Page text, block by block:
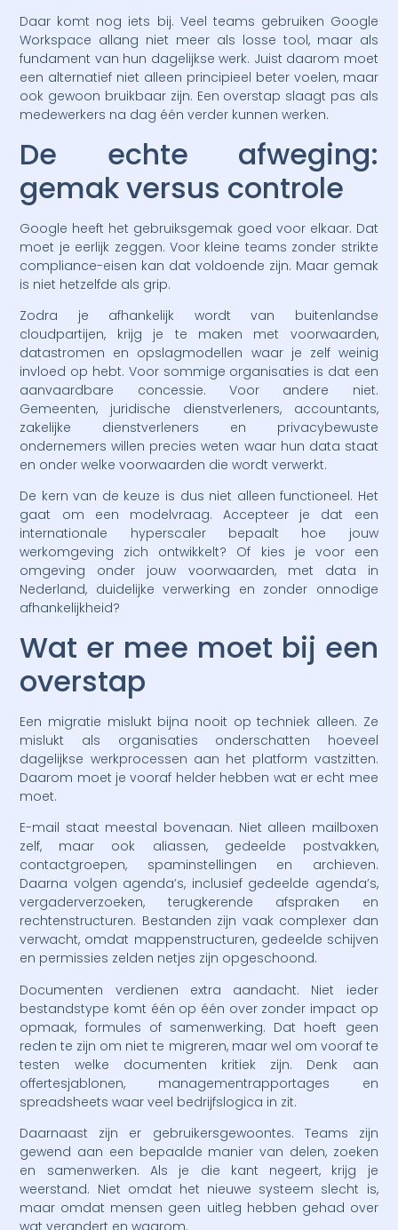
Daar komt nog iets bij. Veel teams gebruiken Google
Workspace allang niet meer als losse tool, maar als
fundament van hun dagelijkse werk. Juist daarom moet
een alternatief niet alleen principieel beter voelen, maar
ook gewoon bruikbaar zijn. Een overstap slaagt pas als
medewerkers na dag één verder kunnen werken.
De echte afweging:
gemak versus controle
Google heeft het gebruiksgemak goed voor elkaar. Dat
moet je eerlijk zeggen. Voor kleine teams zonder strikte
compliance-eisen kan dat voldoende zijn. Maar gemak
is niet hetzelfde als grip.
Zodra je afhankelijk wordt van buitenlandse
cloudpartijen, krijg je te maken met voorwaarden,
datastromen en opslagmodellen waar je zelf weinig
invloed op hebt. Voor sommige organisaties is dat een
aanvaardbare concessie. Voor andere niet.
Gemeenten, juridische dienstverleners, accountants,
zakelijke dienstverleners en privacybewuste
ondernemers willen precies weten waar hun data staat
en onder welke voorwaarden die wordt verwerkt.
De kern van de keuze is dus niet alleen functioneel. Het
gaat om een modelvraag. Accepteer je dat een
internationale hyperscaler bepaalt hoe jouw
werkomgeving zich ontwikkelt? Of kies je voor een
omgeving onder jouw voorwaarden, met data in
Nederland, duidelijke verwerking en zonder onnodige
afhankelijkheid?
Wat er mee moet bij een
overstap
Een migratie mislukt bijna nooit op techniek alleen. Ze
mislukt als organisaties onderschatten hoeveel
dagelijkse werkprocessen aan het platform vastzitten.
Daarom moet je vooraf helder hebben wat er echt mee
moet.
E-mail staat meestal bovenaan. Niet alleen mailboxen
zelf, maar ook aliassen, gedeelde postvakken,
contactgroepen, spaminstellingen en archieven.
Daarna volgen agenda’s, inclusief gedeelde agenda’s,
vergaderverzoeken, terugkerende afspraken en
rechtenstructuren. Bestanden zijn vaak complexer dan
verwacht, omdat mappenstructuren, gedeelde schijven
en permissies zelden netjes zijn opgeschoond.
Documenten verdienen extra aandacht. Niet ieder
bestandstype komt één op één over zonder impact op
opmaak, formules of samenwerking. Dat hoeft geen
reden te zijn om niet te migreren, maar wel om vooraf te
testen welke documenten kritiek zijn. Denk aan
offertesjablonen, managementrapportages en
spreadsheets waar veel bedrijfslogica in zit.
Daarnaast zijn er gebruikersgewoontes. Teams zijn
gewend aan een bepaalde manier van delen, zoeken
en samenwerken. Als je die kant negeert, krijg je
weerstand. Niet omdat het nieuwe systeem slecht is,
maar omdat mensen geen uitleg hebben gehad over